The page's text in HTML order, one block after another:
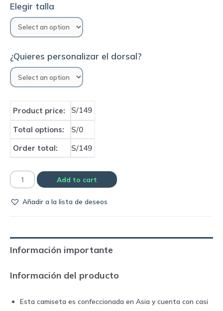
Elegir talla
¿Quieres personalizar el dorsal?
Product price: S/149
Total options:
S/0
Order total:
S/149
Camiseta
Bilbao
|
Kappa
Add to cart
Añadir a la lista de deseos
Información importante
Información del producto
Esta camiseta es confeccionada en Asia y cuenta con casi